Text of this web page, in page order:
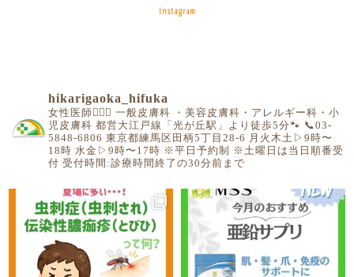
Instagram
hikarigaoka_hifuka
女性医師👩🏻‍⚕️ 一般皮膚科 ・美容皮膚科・アレルギー科・小
児皮膚科 都営大江戸線「光が丘駅」より徒歩5分🐾 📞03-
5848-6806 東京都練馬区田柄5丁目28-6 月火木土▷9時〜
18時水金▷9時〜17時 ※平日予約制
※土曜日は当日順番受
付 受付時間:診療時間終了の30分前まで